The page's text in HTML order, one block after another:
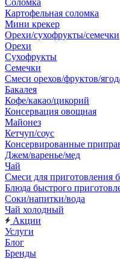
Соломка
Картофельная соломка
Мини крекер
Орехи/сухофрукты/семечки
Орехи
Сухофрукты
Семечки
Смеси орехов/фруктов/
Бакалея
Кофе/какао/цикорий
Консервация овощная
Майонез
Кетчуп/соус
Консервированные
Джем/варенье/мед
Чай
Смеси для приготовления
Блюда быстрого
Соки/напитки/вода
Чай холодный
Акции
Услуги
Блог
Бренды